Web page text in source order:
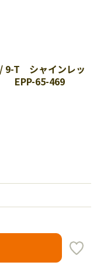
9-T シャインレッ
EPP-65-469